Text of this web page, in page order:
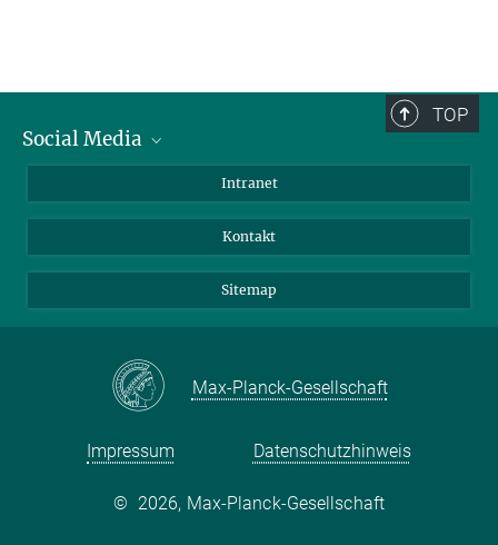
TOP
Social Media
LinkedIn
Intranet
Kontakt
Sitemap
Max-Planck-Gesellschaft
Impressum Datenschutzhinweis
© 2026, Max-Planck-Gesellschaft